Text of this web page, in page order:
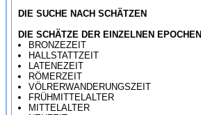
DIE SUCHE NACH SCHÄTZEN
DIE SCHÄTZE DER EINZELNEN EPOCHEN
BRONZEZEIT
HALLSTATTZEIT
LATENEZEIT
RÖMERZEIT
VÖLRERWANDERUNGSZEIT
FRÜHMITTELALTER
MITTELALTER